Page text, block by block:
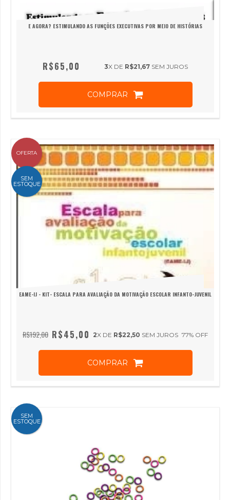
E AGORA? ESTIMULANDO AS FUNÇÕES EXECUTIVAS POR MEIO DE HISTÓRIAS
R$65,00 3X DE R$21,67SEM JUROS
COMPRAR
OFERTA
SEM
ESTOQUE
EAME-IJ - KIT- ESCALA PARA AVALIAÇÃO DA MOTIVAÇÃO ESCOLAR INFANTO-JUVENIL
R$192,00 77% OFF
R$45,00 2X DE R$22,50 SEM JUROS
COMPRAR
SEM
ESTOQUE